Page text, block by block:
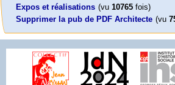
Expos et réalisations (vu 10765 fois)
Supprimer la pub de PDF Architecte (vu